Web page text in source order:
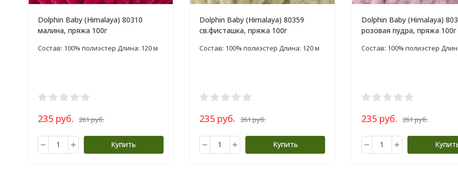
Dolphin Baby (Himalaya) 80310
малина, пряжа 100г
Состав: 100% полиэстер Длина: 120 м
235 руб. 261 руб.
Купить
Dolphin Baby (Himalaya) 80359
св.фисташка, пряжа 100г
Состав: 100% полиэстер Длина: 120 м
235 руб. 261 руб.
Купить
Dolphin Baby (Himalaya)
розовая пудра, пряжа 100г
Состав: 100% полиэстер
235 руб. 261 руб.